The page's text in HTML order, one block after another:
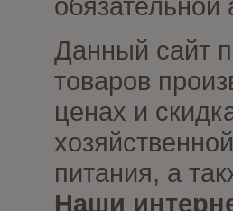
Данный сайт
товаров
ценах и
питания, а
Наши